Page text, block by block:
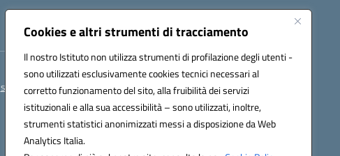
Cookies e altri strumenti di tracciamento
Il nostro Istituto non utilizza strumenti di profilazione degli utenti -
sono utilizzati esclusivamente cookies tecnici necessari al
corretto funzionamento del sito, alla fruibilità dei servizi
istituzionali e alla sua accessibilità – sono utilizzati, inoltre,
strumenti statistici anonimizzati messi a disposizione da Web
Analytics Italia.
ssic820006@pec.istruzione.it